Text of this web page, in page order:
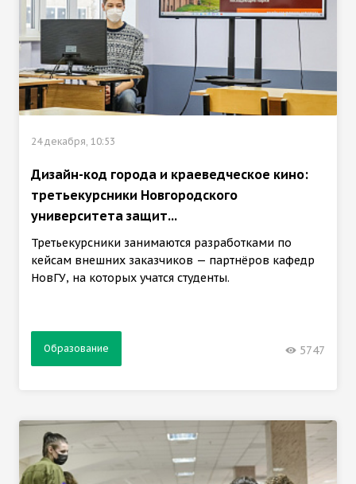
24 декабря, 10:53
Дизайн-код города и краеведческое кино:
третьекурсники Новгородского
университета защит...
Третьекурсники занимаются разработками по
кейсам внешних заказчиков — партнёров кафедр
НовГУ, на которых учатся студенты.
Образование 5747